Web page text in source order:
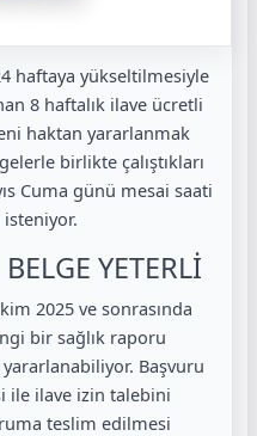
haftaya yükseltilmesiyle
8 haftalık ilave ücretli
haktan yararlanmak
birlikte çalıştıkları
Cuma günü mesai saati
YETERLİ
2025 ve sonrasında
bir sağlık raporu
Başvuru
ile ilave izin talebini
teslim edilmesi